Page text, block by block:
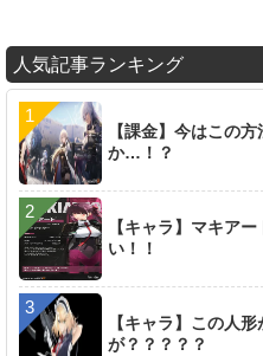
人気記事ランキング
【課金】今はこの
か…！？
【キャラ】マキア
い！！
【キャラ】この人
が？？？？？